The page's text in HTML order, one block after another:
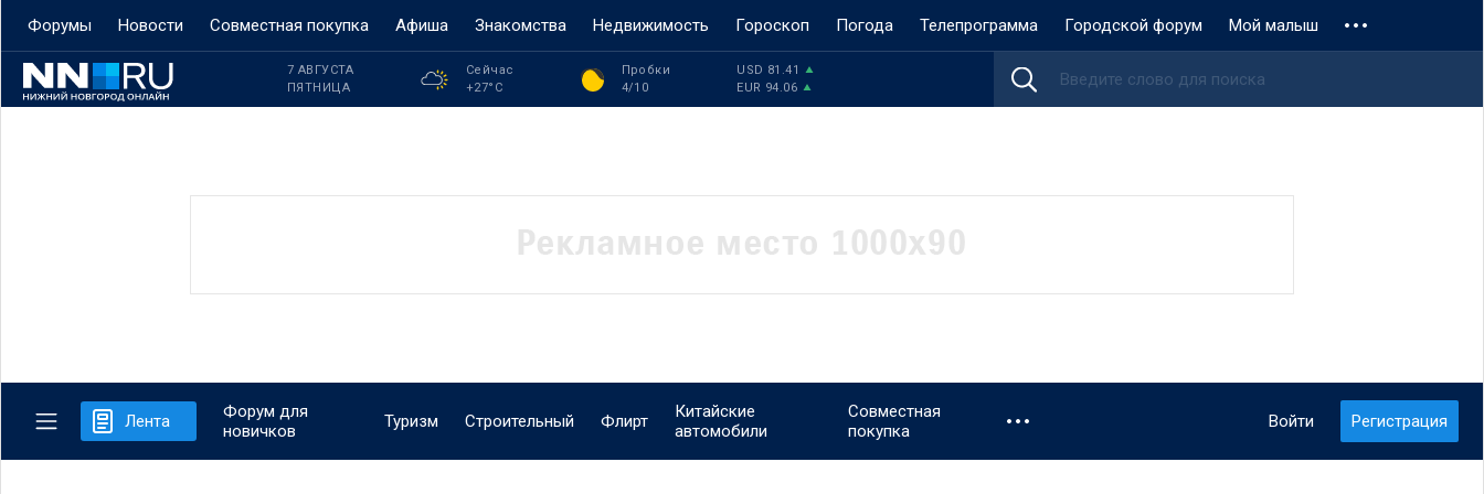
Форумы Новости Совместная покупка Афиша Знакомства Недвижимость Гороскоп Погода Телепрограмма Городской форум Мой малыш
7 АВГУСТА
ПЯТНИЦА
Сейчас
+27°C
Пробки
4/10
USD 81.41
EUR 94.06
Лента
Форум для
новичков
Туризм Строительный Флирт
Китайские
автомобили
Совместная
покупка
Войти Регистрация